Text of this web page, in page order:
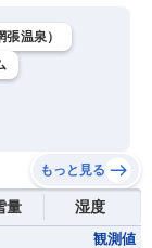
温泉）
もっと見る
量 湿度
観測値